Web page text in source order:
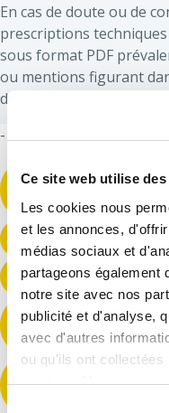
Ce site web utilise
Les cookies nous
et les annonces,
médias sociaux et
partageons également
notre site avec nos
publicité et d'analyse,
avec d'autres
ou qu'ils ont
services. Vous
Sélection
En cas de doute ou de
prescriptions
sous format PDF
ou mentions figurant
disposition.
-
CMH-00 Les étapes
EG-00 Les étapes de
EG-01 Utiliser le poster
E-02 Préparation de
à